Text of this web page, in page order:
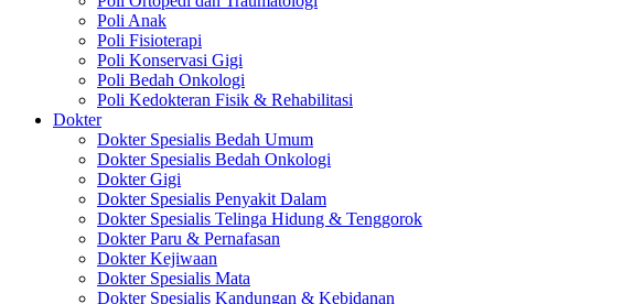
Poli Anak
Poli Fisioterapi
Poli Konservasi Gigi
Poli Bedah Onkologi
Poli Kedokteran Fisik & Rehabilitasi
Dokter
Dokter Spesialis Bedah Umum
Dokter Spesialis Bedah Onkologi
Dokter Gigi
Dokter Spesialis Penyakit Dalam
Dokter Spesialis Telinga Hidung & Tenggorok
Dokter Paru & Pernafasan
Dokter Kejiwaan
Dokter Spesialis Mata
Dokter Spesialis Kandungan & Kebidanan